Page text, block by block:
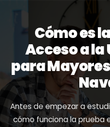
Cómo es
Acceso a
para
Antes de empezar a
cómo funciona la prueba